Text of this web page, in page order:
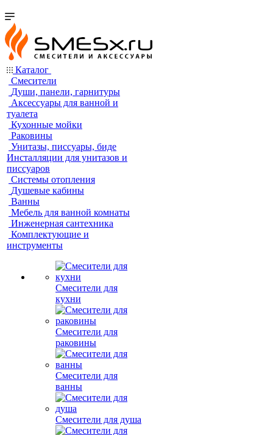
Каталог
Смесители
Души, панели, гарнитуры
Аксессуары для ванной и
туалета
Кухонные мойки
Раковины
Унитазы, писсуары, биде
Инсталляции для унитазов и
писсуаров
Системы отопления
Душевые кабины
Ванны
Мебель для ванной комнаты
Инженерная сантехника
Комплектующие и
инструменты
Смесители для
кухни
Смесители для
раковины
Смесители для
ванны
Смесители для душа